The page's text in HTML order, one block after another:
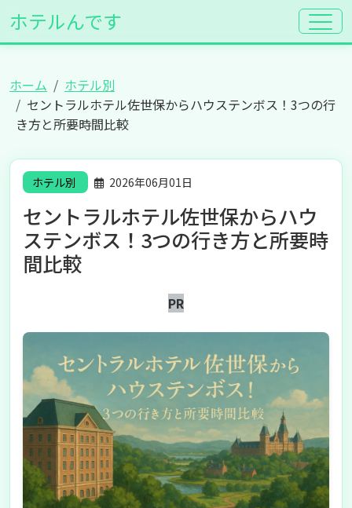
ホテルんです
ホーム
ホテル別
セントラルホテル佐世保からハウステンボス！3つの行
き方と所要時間比較
ホテル別 2026年06月01日
セントラルホテル佐世保からハウ
ステンボス！3つの行き方と所要時
間比較
PR